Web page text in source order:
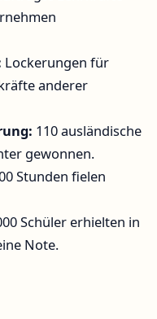
Lockerungen für
anderer
110 ausländische
gewonnen.
Stunden fielen
Schüler erhielten in
Note.